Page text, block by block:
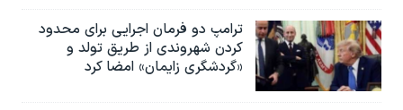
ترامپ دو فرمان اجرایی برای محدود
کردن شهروندی از طریق تولد و
«گردشگری زایمان» امضا کرد